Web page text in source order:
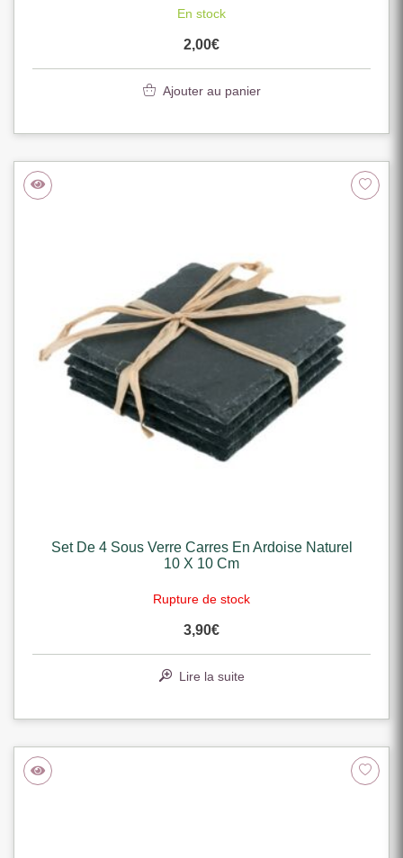
En stock
2,00€
Ajouter au panier
Set De 4 Sous Verre Carres En Ardoise Naturel
10 X 10 Cm
Rupture de stock
3,90€
Lire la suite